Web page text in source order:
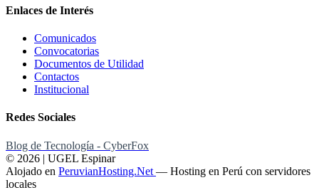
Enlaces de Interés
Comunicados
Convocatorias
Documentos de Utilidad
Contactos
Institucional
Redes Sociales
Blog de Tecnología - CyberFox
© 2026 | UGEL Espinar
Alojado en PeruvianHosting.Net — Hosting en Perú con servidores
locales